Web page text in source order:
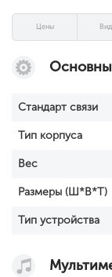
Цены
Стандарт связи
Тип корпуса
Вес
Размеры (Ш*В*Т)
Тип устройства